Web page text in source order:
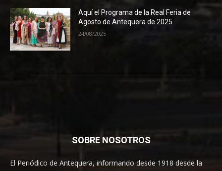
Aquí el Programa de la Real Feria de
Agosto de Antequera de 2025
24/08/2025
SOBRE NOSOTROS
El Periódico de Antequera, informando desde 1918 desde la